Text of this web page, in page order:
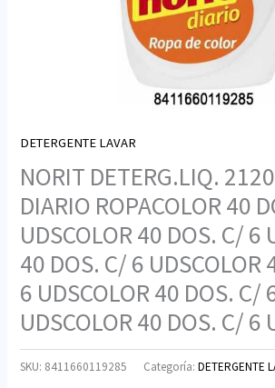
DETERGENTE LAVAR
NORIT DETERG.LIQ.
DIARIO ROPACOLOR 40
UDSCOLOR 40 DOS. C/ 6
40 DOS. C/ 6 UDSCOLOR
6 UDSCOLOR 40 DOS. C/
UDSCOLOR 40 DOS. C/ 6
SKU: 8411660119285 Categoría:DETERGENTE